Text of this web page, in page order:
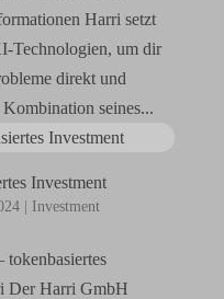
Harri setzt
Technologien, um dir
direkt und
seines...
Investment
| Investment
tokenbasiertes
Der Harri GmbH